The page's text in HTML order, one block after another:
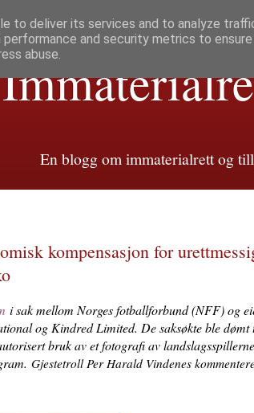
En blogg om immaterialrett og
kompensasjon for
i sak mellom Norges fotballforbund (NFF) og
og Kindred Limited. De saksøkte ble dømt
bruk av et fotografi av
Gjestetroll Per Harald Vindenes
to deliver its services and to analyze
and security metrics to
abuse.